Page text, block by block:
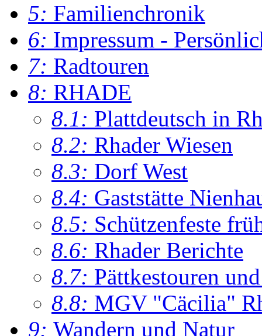
5: Familienchronik
6: Impressum -
7: Radtouren
8: RHADE
8.1: Plattdeutsch in
8.2: Rhader Wiesen
8.3: Dorf West
8.4: Gaststätte
8.5: Schützenfeste
8.6: Rhader Berichte
8.7: Pättkestouren
8.8: MGV "Cäcilia"
9: Wandern und Natur